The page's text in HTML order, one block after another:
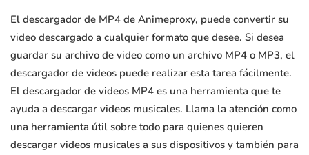
El descargador de MP4 de Animeproxy, puede convertir su
video descargado a cualquier formato que desee. Si desea
guardar su archivo de video como un archivo MP4 o MP3, el
descargador de videos puede realizar esta tarea fácilmente.
El descargador de videos MP4 es una herramienta que te
ayuda a descargar videos musicales. Llama la atención como
una herramienta útil sobre todo para quienes quieren
descargar videos musicales a sus dispositivos y también para